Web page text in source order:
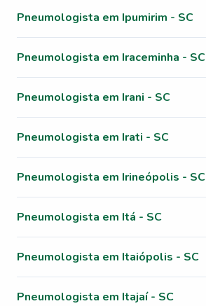
Pneumologista em Ipumirim - SC
Pneumologista em Iraceminha - SC
Pneumologista em Irani - SC
Pneumologista em Irati - SC
Pneumologista em Irineópolis - SC
Pneumologista em Itá - SC
Pneumologista em Itaiópolis - SC
Pneumologista em Itajaí - SC